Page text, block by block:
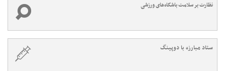
نظارت بر سلامت باشگاه‌های ورزشی
ستاد مبارزه با دوپینگ